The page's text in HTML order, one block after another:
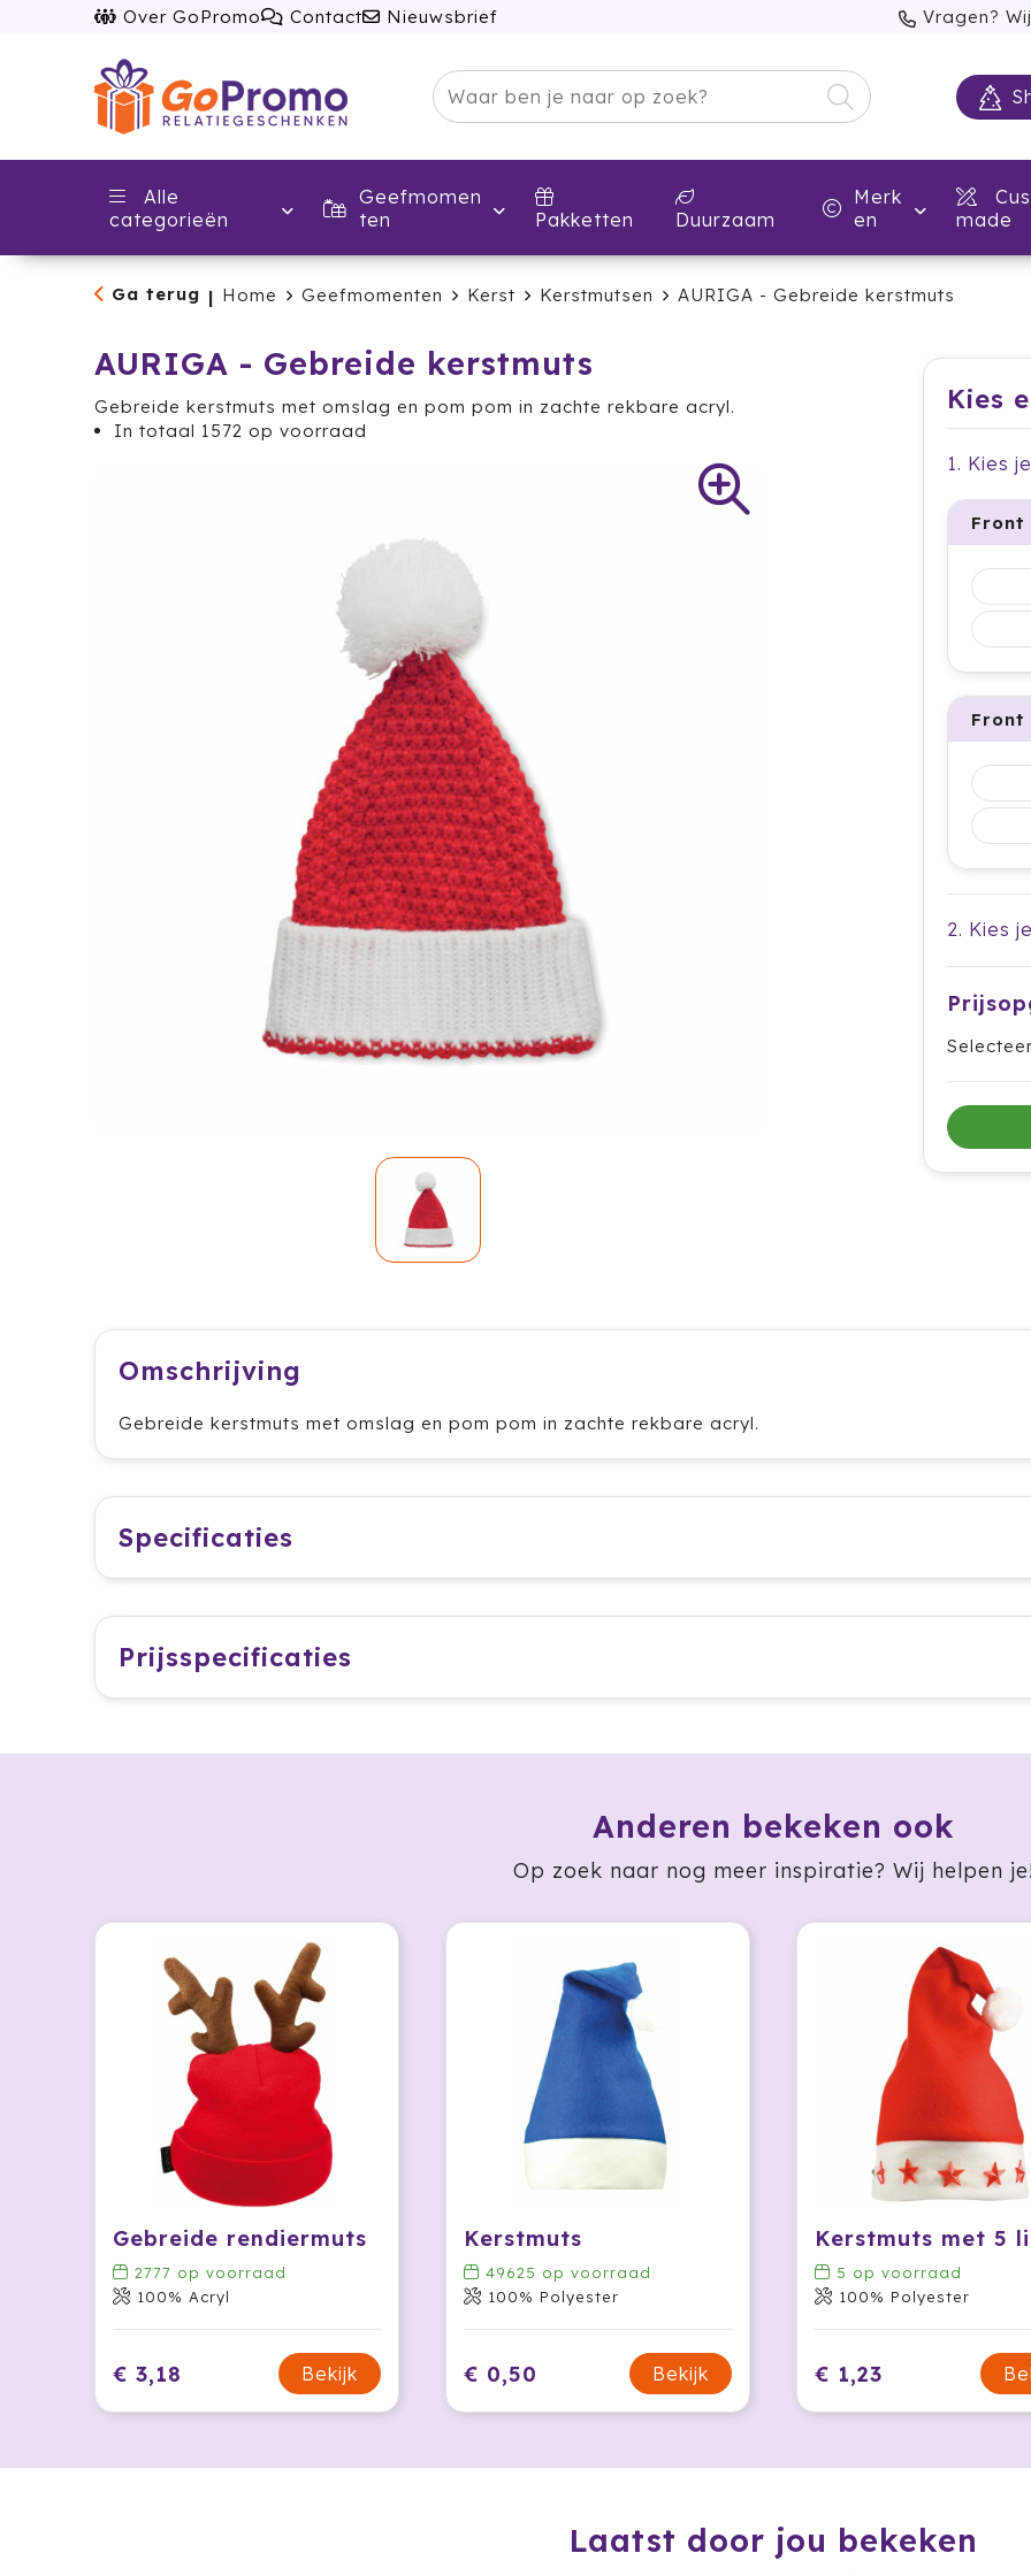
Over GoPromo Contact Nieuwsbrief Vragen?
Alle
categorieën
Geefmomen
ten
Pakketten Duurzaam
Merk
en
made
Ga terug | Home Geefmomenten Kerst Kerstmutsen AURIGA - Gebreide kerstmuts
AURIGA - Gebreide kerstmuts
Gebreide kerstmuts met omslag en pom pom in zachte rekbare acryl.
In totaal 1572 op voorraad
Kies
1. Kies
Front
Front
2. Kies
Omschrijving
Gebreide kerstmuts met omslag en pom pom in zachte rekbare acryl.
Specificaties
Prijsspecificaties
Anderen bekeken ook
Op zoek naar nog meer inspiratie? Wij helpen
Gebreide rendiermuts
2777 op voorraad
100% Acryl
€ 3,18 Bekijk
Kerstmuts
49625 op voorraad
100% Polyester
€ 0,50 Bekijk
5 op voorraad
100% Polyester
€ 1,23
Laatst door jou bekeken